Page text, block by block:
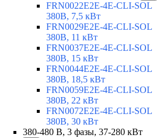
FRN0022E2E-4E-CLI-SOL
380В, 7,5 кВт
FRN0029E2E-4E-CLI-SOL
380В, 11 кВт
FRN0037E2E-4E-CLI-SOL
380В, 15 кВт
FRN0044E2E-4E-CLI-SOL
380В, 18,5 кВт
FRN0059E2E-4E-CLI-SOL
380В, 22 кВт
FRN0072E2E-4E-CLI-SOL
380В, 30 кВт
380-480 В, 3 фазы, 37-280 кВт